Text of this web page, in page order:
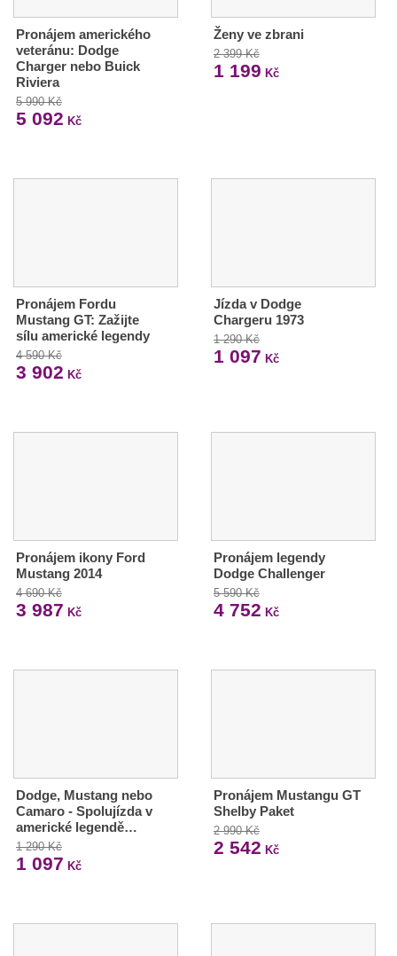
Pronájem amerického
veteránu: Dodge
Charger nebo Buick
Riviera
5 990 Kč
5 092 Kč
Ženy ve zbrani
2 399 Kč
1 199 Kč
Pronájem Fordu
Mustang GT: Zažijte
sílu americké legendy
4 590 Kč
3 902 Kč
Jízda v Dodge
Chargeru 1973
1 290 Kč
1 097 Kč
Pronájem ikony Ford
Mustang 2014
4 690 Kč
3 987 Kč
Pronájem legendy
Dodge Challenger
5 590 Kč
4 752 Kč
Dodge, Mustang nebo
Camaro - Spolujízda v
americké legendě…
1 290 Kč
1 097 Kč
Pronájem Mustangu GT
Shelby Paket
2 990 Kč
2 542 Kč